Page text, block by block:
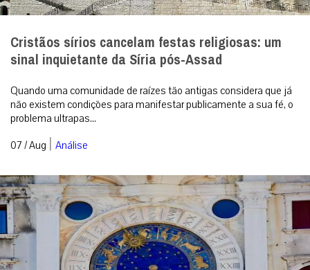
Cristãos sírios cancelam festas religiosas: um
sinal inquietante da Síria pós-Assad
Quando uma comunidade de raízes tão antigas considera que já
não existem condições para manifestar publicamente a sua fé, o
problema ultrapas...
07 / Aug | Análise